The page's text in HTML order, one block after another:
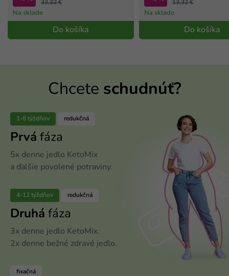
Do košíka
33,32 €
Na sklade
Do košíka
13,32 €
Na sklade
Chcete schudnúť?
1-8 týždňov redukčná
Prvá fáza
5x denne jedlo KetoMix
a ďalšie povolené potraviny.
4-12 týždňov redukčná
Druhá fáza
3x denne jedlo KetoMix.
2x denne bežné zdravé jedlo.
fixačná